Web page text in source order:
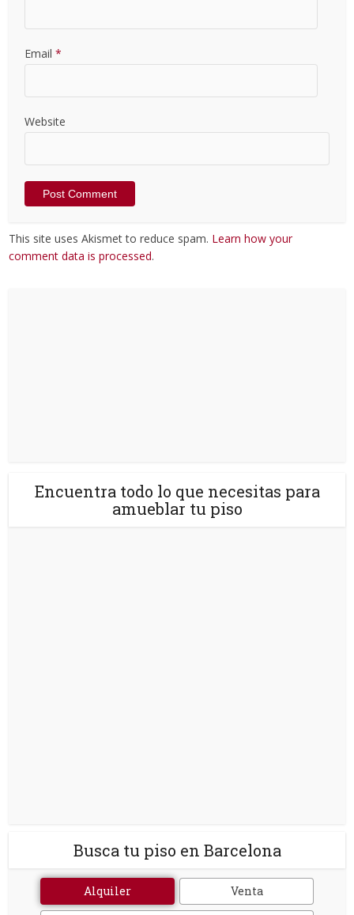
Email *
Website
This site uses Akismet to reduce spam. Learn how your
comment data is processed.
Encuentra todo lo que necesitas para
amueblar tu piso
Busca tu piso en Barcelona
Alquiler Venta